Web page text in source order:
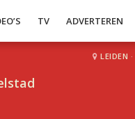
TV ADVERTEREN
LEIDEN ·